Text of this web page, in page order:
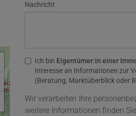
Nachricht
Ich bin Eigentümer:in einer
Interesse an Informationen zur
(Beratung, Marktüberblick oder
Wir verarbeiten Ihre
weitere Informationen finden Sie